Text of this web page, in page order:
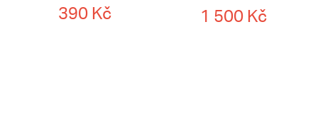
390 Kč 1 500 Kč